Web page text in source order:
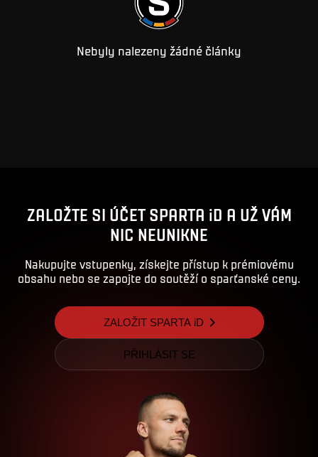
Nebyly nalezeny žádné články
ZALOŽTE SI ÚČET SPARTA iD A UŽ VÁM
NIC NEUNIKNE
Nakupujte vstupenky, získejte přístup k prémiovému
obsahu nebo se zapojte do soutěží o sparťanské ceny.
ZALOŽIT SPARTA iD
PŘIHLÁSIT SE